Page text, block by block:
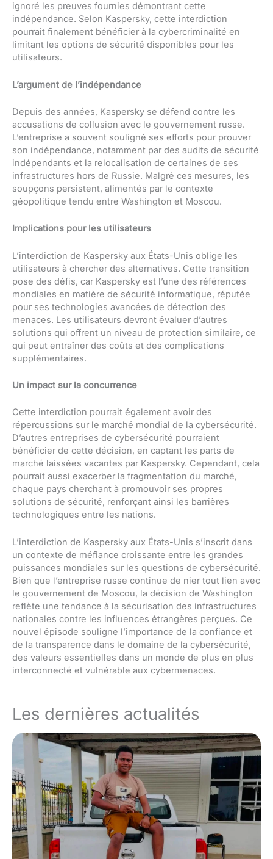
ignoré les preuves fournies démontrant cette
indépendance. Selon Kaspersky, cette interdiction
pourrait finalement bénéficier à la cybercriminalité en
limitant les options de sécurité disponibles pour les
utilisateurs.
L’argument de l’indépendance
Depuis des années, Kaspersky se défend contre les
accusations de collusion avec le gouvernement russe.
L’entreprise a souvent souligné ses efforts pour prouver
son indépendance, notamment par des audits de sécurité
indépendants et la relocalisation de certaines de ses
infrastructures hors de Russie. Malgré ces mesures, les
soupçons persistent, alimentés par le contexte
géopolitique tendu entre Washington et Moscou.
Implications pour les utilisateurs
L’interdiction de Kaspersky aux États-Unis oblige les
utilisateurs à chercher des alternatives. Cette transition
pose des défis, car Kaspersky est l’une des références
mondiales en matière de sécurité informatique, réputée
pour ses technologies avancées de détection des
menaces. Les utilisateurs devront évaluer d’autres
solutions qui offrent un niveau de protection similaire, ce
qui peut entraîner des coûts et des complications
supplémentaires.
Un impact sur la concurrence
Cette interdiction pourrait également avoir des
répercussions sur le marché mondial de la cybersécurité.
D’autres entreprises de cybersécurité pourraient
bénéficier de cette décision, en captant les parts de
marché laissées vacantes par Kaspersky. Cependant, cela
pourrait aussi exacerber la fragmentation du marché,
chaque pays cherchant à promouvoir ses propres
solutions de sécurité, renforçant ainsi les barrières
technologiques entre les nations.
L’interdiction de Kaspersky aux États-Unis s’inscrit dans
un contexte de méfiance croissante entre les grandes
puissances mondiales sur les questions de cybersécurité.
Bien que l’entreprise russe continue de nier tout lien avec
le gouvernement de Moscou, la décision de Washington
reflète une tendance à la sécurisation des infrastructures
nationales contre les influences étrangères perçues. Ce
nouvel épisode souligne l’importance de la confiance et
de la transparence dans le domaine de la cybersécurité,
des valeurs essentielles dans un monde de plus en plus
interconnecté et vulnérable aux cybermenaces.
Les dernières actualités